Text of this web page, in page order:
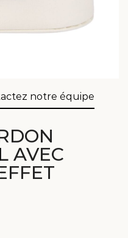
notre équipe
AVEC